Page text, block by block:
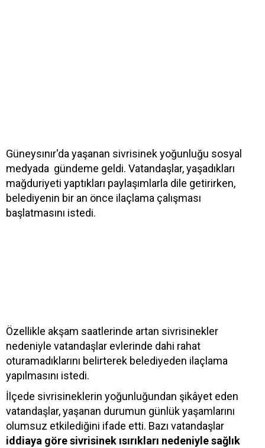
Güneysınır'da yaşanan sivrisinek yoğunluğu sosyal
medyada gündeme geldi. Vatandaşlar, yaşadıkları
mağduriyeti yaptıkları paylaşımlarla dile getirirken,
belediyenin bir an önce ilaçlama çalışması
başlatmasını istedi.
Özellikle akşam saatlerinde artan sivrisinekler
nedeniyle vatandaşlar evlerinde dahi rahat
oturamadıklarını belirterek belediyeden ilaçlama
yapılmasını istedi.
İlçede sivrisineklerin yoğunluğundan şikâyet eden
vatandaşlar, yaşanan durumun günlük yaşamlarını
olumsuz etkilediğini ifade etti. Bazı vatandaşlar
iddiaya göre sivrisinek ısırıkları nedeniyle sağlık